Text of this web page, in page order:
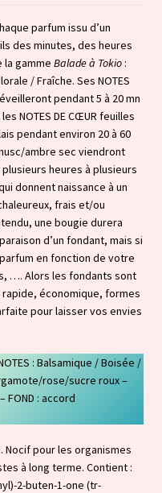
parfum issu d’un
des minutes, des heures
la gamme Balade à Tokio:
/ Fraîche. Ses NOTES
pendant 5 à 20 mn
NOTES DE CŒUR feuilles
pendant environ 20 à 60
ambre sec viendront
heures à plusieurs
donnent naissance à un
frais et/ou
une bougie durera
d’un fondant, mais si
en fonction de votre
…. Alors les fondants sont
rapide, économique, formes
pour laisser vos envies
: Balsamique / Boisée /
rose/sucre roux –
FOND : accord
Nocif pour les organismes
à long terme. Contient :
2-buten-1-one (tr-